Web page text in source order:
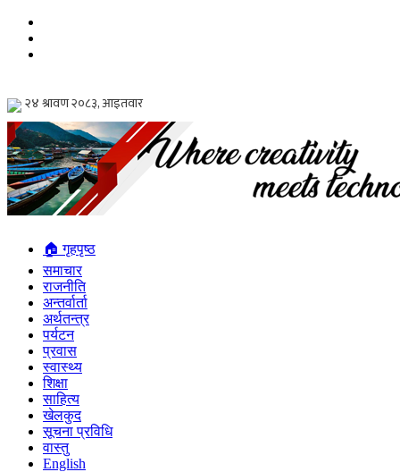
🏠 गृहपृष्ठ
समाचार
राजनीति
अन्तर्वार्ता
अर्थतन्त्र
पर्यटन
प्रवास
स्वास्थ्य
शिक्षा
साहित्य
खेलकुद
सूचना प्रविधि
वास्तु
English